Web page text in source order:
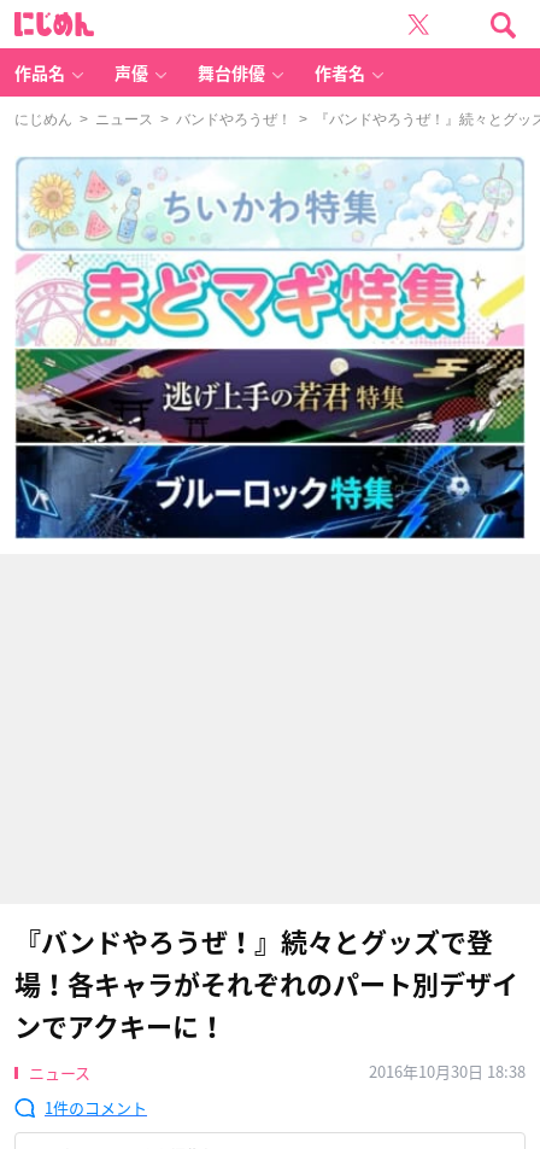
作品名 声優 舞台俳優 作者名
にじめん > ニュース > バンドやろうぜ！ > 『バンドやろうぜ！』続々とグッ
『バンドやろうぜ！』続々とグッズで登
場！各キャラがそれぞれのパート別デザイ
ンでアクキーに！
ニュース
2016年10月30日 18:38
1